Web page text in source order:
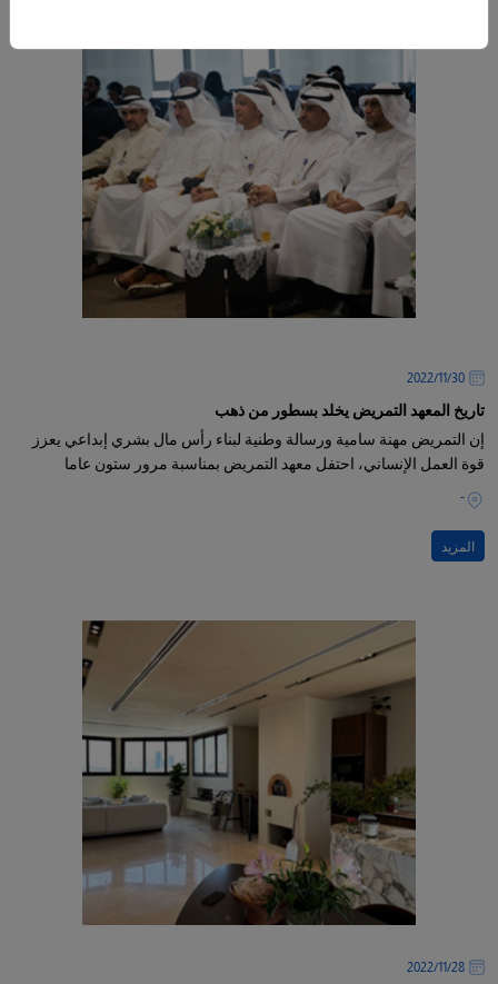
30‏/11‏/2022
تاريخ المعهد التمريض يخلد بسطور من ذهب
إن التمريض مهنة سامية ورسالة وطنية لبناء رأس مال بشري إبداعي يعزز
قوة العمل الإنساني، احتفل معهد التمريض بمناسبة مرور ستون عاما
-
المزيد
28‏/11‏/2022